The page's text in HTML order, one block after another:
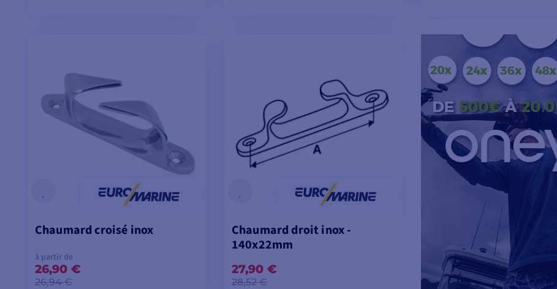
VOIR LES MODÈLES
Chaumard croisé inox
à partir de
26,90 €
26,94 €
Chaumard droit inox -
140x22mm
27,90 €
28,52 €